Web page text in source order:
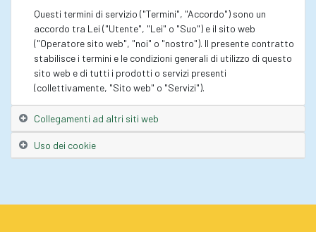
Questi termini di servizio ("Termini", "Accordo") sono un
accordo tra Lei ("Utente", "Lei" o "Suo") e il sito web
("Operatore sito web", "noi" o "nostro"). Il presente contratto
stabilisce i termini e le condizioni generali di utilizzo di questo
sito web e di tutti i prodotti o servizi presenti
(collettivamente, "Sito web" o "Servizi").
Collegamenti ad altri siti web
Uso dei cookie